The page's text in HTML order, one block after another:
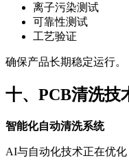
离子污染测试
可靠性测试
工艺验证
确保产品长期稳定运行。
十、PCB清洗技
智能化自动清洗系统
AI与自动化技术正在优化